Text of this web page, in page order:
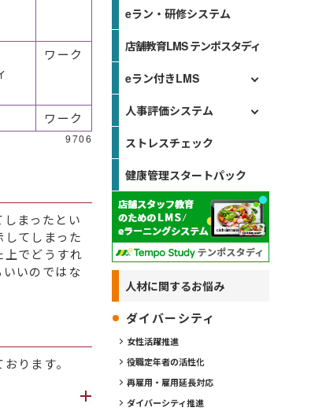
ワーク
ワーク
9706
まったとい
てしまった
上でどうすれ
いのではな
ります。
eラン・研修システム
店舗教育LMS テンポスタディ
eラン付きLMS
人事評価システム
ストレスチェック
健康管理スタートパック
人材に関するお悩み
ダイバーシティ
女性活躍推進
役職定年者の活性化
再雇用・雇用延長対応
ダイバーシティ推進